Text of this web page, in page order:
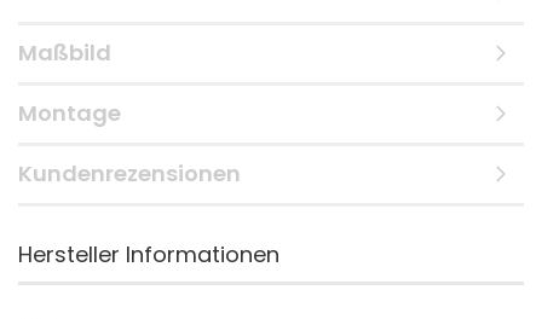
Maßbild
Montage
Kundenrezensionen
Hersteller Informationen